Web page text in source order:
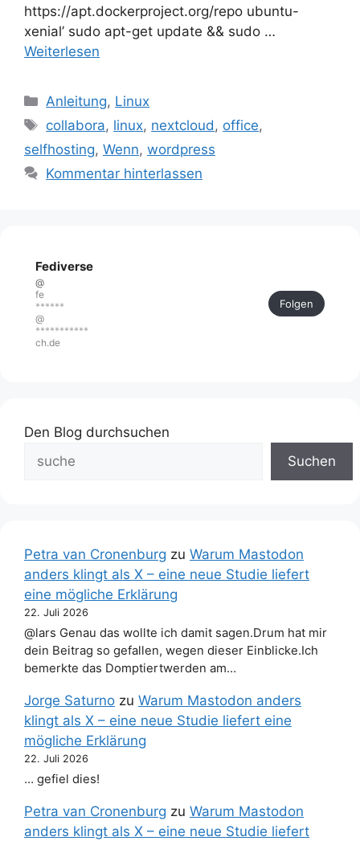
https://apt.dockerproject.org/repo ubuntu-
xenial’ sudo apt-get update && sudo …
Weiterlesen
Kategorien
Anleitung, Linux
Schlagwörter
collabora, linux, nextcloud , office,
selfhosting, Wenn, wordpress
Kommentar hinterlassen
Fediverse
@
fe
******
@
***********
ch.de
Folgen
Den Blog durchsuchen
Suchen
Petra van Cronenburg zu Warum Mastodon
anders klingt als X – eine neue Studie liefert
eine mögliche Erklärung
22. Juli 2026
@lars Genau das wollte ich damit sagen.Drum hat mir
dein Beitrag so gefallen, wegen dieser Einblicke.Ich
bemerkte das Domptiertwerden am…
Jorge Saturno zu Warum Mastodon anders
klingt als X – eine neue Studie liefert eine
mögliche Erklärung
22. Juli 2026
… gefiel dies!
Petra van Cronenburg zu Warum Mastodon
anders klingt als X – eine neue Studie liefert